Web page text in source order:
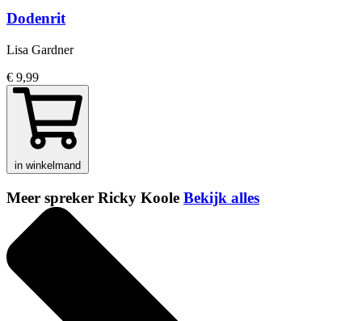
Dodenrit
Lisa Gardner
€ 9,99
in winkelmand
Meer spreker Ricky Koole Bekijk alles